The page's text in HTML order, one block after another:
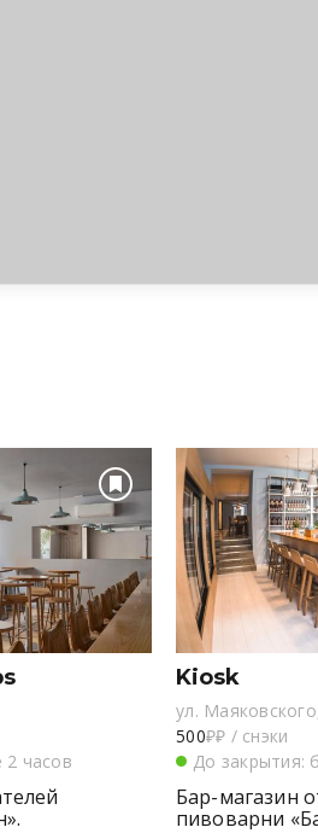
часов
Kiosk
ул.
500₽₽ / снэки
До закрытия:
Бар-магазин
пивоварни